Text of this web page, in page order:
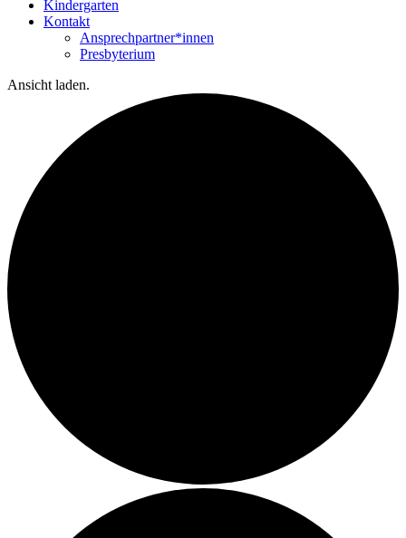
Kindergarten
Kontakt
Ansprechpartner*innen
Presbyterium
Ansicht laden.